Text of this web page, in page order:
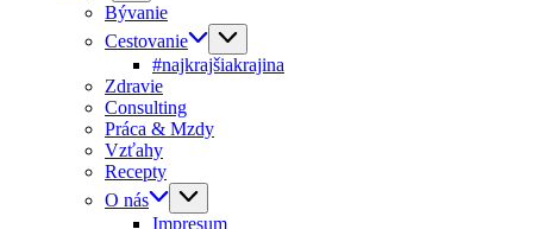
Bývanie
Cestovanie
#najkrajšiakrajina
Zdravie
Consulting
Práca & Mzdy
Vzťahy
Recepty
O nás
Impresum